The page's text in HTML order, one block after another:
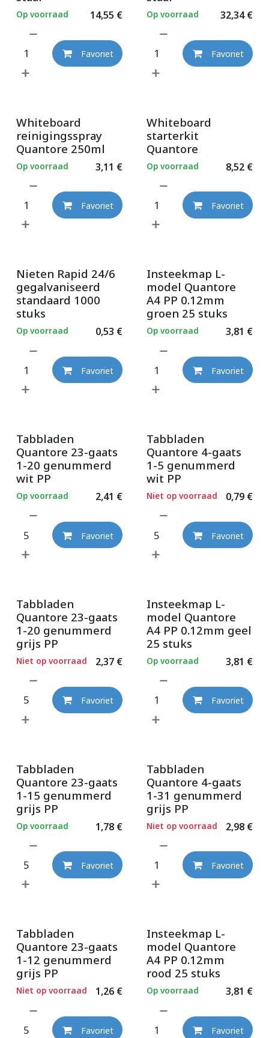
14,55 €
Op voorraad
Favoriet
32,34€
Op voorraad
Favoriet
Whiteboard
reinigingsspray
Quantore 250ml
3,11 €
Op voorraad
Favoriet
Whiteboard
starterkit
Quantore
8,52€
Op voorraad
Favoriet
Nieten Rapid 24/6
gegalvaniseerd
standaard 1000
stuks
0,53 €
Op voorraad
Favoriet
Insteekmap L-
model Quantore
A4 PP 0.12mm
groen 25 stuks
3,81 €
Op voorraad
Favoriet
Tabbladen
Quantore 23-gaats
1-20 genummerd
wit PP
2,41 €
Op voorraad
Favoriet
Tabbladen
Quantore 4-gaats
1-5 genummerd
wit PP
0,79€
Niet op voorraad
Favoriet
Tabbladen
Quantore 23-gaats
1-20 genummerd
grijs PP
2,37€
Niet op voorraad
Favoriet
Insteekmap L-
model Quantore
A4 PP 0.12mm geel
25 stuks
3,81 €
Op voorraad
Favoriet
Tabbladen
Quantore 23-gaats
1-15 genummerd
grijs PP
1,78€
Op voorraad
Favoriet
Tabbladen
Quantore 4-gaats
1-31 genummerd
grijs PP
2,98€
Niet op voorraad
Favoriet
Tabbladen
Quantore 23-gaats
1-12 genummerd
grijs PP
1,26€
Niet op voorraad
Favoriet
Insteekmap L-
model Quantore
A4 PP 0.12mm
rood 25 stuks
3,81 €
Op voorraad
Favoriet